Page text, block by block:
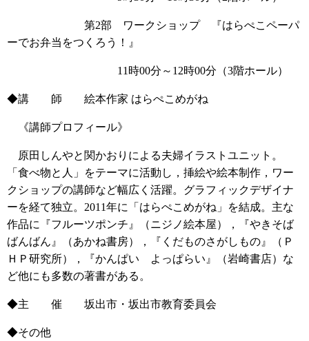
第2部 ワークショップ 『はらぺこペーパ
ーでお弁当をつくろう！』
11時00分～12時00分（3階ホール）
◆講 師 絵本作家 はらぺこめがね
《講師プロフィール》
原田しんやと関かおりによる夫婦イラストユニット。
「食べ物と人」をテーマに活動し，挿絵や絵本制作，ワー
クショップの講師など幅広く活躍。グラフィックデザイナ
ーを経て独立。2011年に「はらぺこめがね」を結成。主な
作品に『フルーツポンチ』（ニジノ絵本屋），『やきそば
ばんばん』（あかね書房），『くだものさがしもの』（Ｐ
ＨＰ研究所），『かんぱい よっぱらい』（岩崎書店）な
ど他にも多数の著書がある。
◆主 催 坂出市・坂出市教育委員会
◆その他